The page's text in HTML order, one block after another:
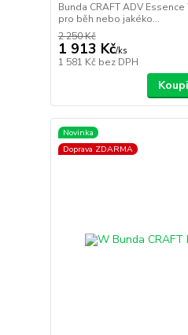
Bunda CRAFT ADV
pro běh nebo jakéko...
2 250 Kč
1 913 Kč/ks
1 581 Kč bez DPH
Novinka
Doprava ZDARMA